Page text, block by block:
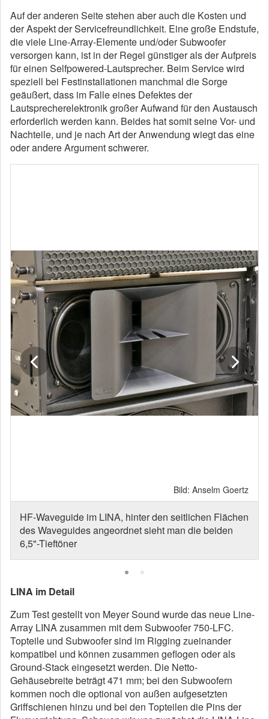
Auf der anderen Seite stehen aber auch die Kosten und
der Aspekt der Servicefreundlichkeit. Eine große Endstufe,
die viele Line-Array-Elemente und/oder Subwoofer
versorgen kann, ist in der Regel günstiger als der Aufpreis
für einen Selfpowered-Lautsprecher. Beim Service wird
speziell bei Festinstallationen manchmal die Sorge
geäußert, dass im Falle eines Defektes der
Lautsprecherelektronik großer Aufwand für den Austausch
erforderlich werden kann. Beides hat somit seine Vor- und
Nachteile, und je nach Art der Anwendung wiegt das eine
oder andere Argument schwerer.
Bild: Anselm Goertz
HF-Waveguide im LINA, hinter den seitlichen Flächen
des Waveguides angeordnet sieht man die beiden
6,5"-Tieftöner
LINA im Detail
Zum Test gestellt von Meyer Sound wurde das neue Line-
Array LINA zusammen mit dem Subwoofer 750-LFC.
Topteile und Subwoofer sind im Rigging zueinander
kompatibel und können zusammen geflogen oder als
Ground-Stack eingesetzt werden. Die Netto-
Gehäusebreite beträgt 471 mm; bei den Subwoofern
kommen noch die optional von außen aufgesetzten
Griffschienen hinzu und bei den Topteilen die Pins der